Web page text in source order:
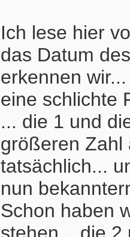
Ich lese hier
das Datum
erkennen
eine schlichte
... die 1 und
größeren Zahl
tatsächlich...
nun
Schon haben